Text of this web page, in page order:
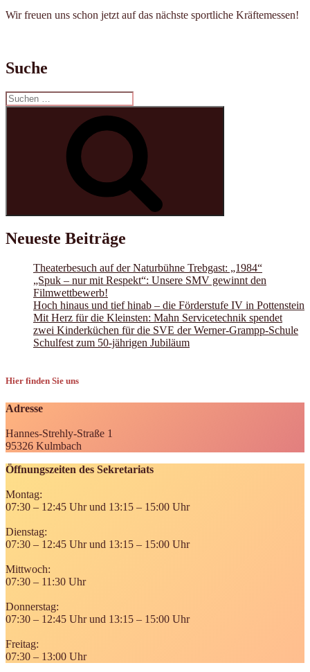
Wir freuen uns schon jetzt auf das nächste sportliche Kräftemessen!
Suche
Suchen
nach:
Neueste Beiträge
Theaterbesuch auf der Naturbühne Trebgast: „1984“
„Spuk – nur mit Respekt“: Unsere SMV gewinnt den
Filmwettbewerb!
Hoch hinaus und tief hinab – die Förderstufe IV in Pottenstein
Mit Herz für die Kleinsten: Mahn Servicetechnik spendet
zwei Kinderküchen für die SVE der Werner-Grampp-Schule
Schulfest zum 50-jährigen Jubiläum
Hier finden Sie uns
Adresse
Hannes-Strehly-Straße 1
95326 Kulmbach
Öffnungszeiten des Sekretariats
Montag:
07:30 – 12:45 Uhr und 13:15 – 15:00 Uhr
Dienstag:
07:30 – 12:45 Uhr und 13:15 – 15:00 Uhr
Mittwoch:
07:30 – 11:30 Uhr
Donnerstag:
07:30 – 12:45 Uhr und 13:15 – 15:00 Uhr
Freitag:
07:30 – 13:00 Uhr